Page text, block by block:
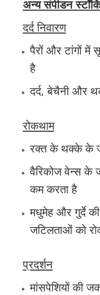
अन्य संपीडन
दर्द निवारण
पैरों और टांगों में
है
दर्द, बेचैनी और
रोकथाम
रक्त के थक्के के
वैरिकोज वेन्स के
कम करता है
मधुमेह और गुर्दे की
जटिलताओं को
प्रदर्शन
मांसपेशियों की